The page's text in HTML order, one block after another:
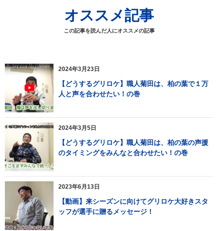
オススメ記事
この記事を読んだ人にオススメの記事
2024年3月23日
【どうするグリロケ】職人菊田は、柏の葉で１万
人と声を合わせたい！の巻
2024年3月5日
【どうするグリロケ】職人菊田は、柏の葉の声援
のタイミングをみんなと合わせたい！の巻
2023年6月13日
【動画】来シーズンに向けてグリロケ大好きスタ
ッフが選手に贈るメッセージ！